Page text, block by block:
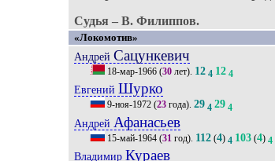
Судья – В. Филиппов.
«Локомотив»
АндрейСацункевич
18-мар-1966 (30 лет). 12 4 12 4
ЕвгенийШурко
9-ноя-1972 (23 года).29 4 29 4
Андрей Афанасьев
15-май-1964 (31 год). 112 (4) 4 103 (4) 4
Владимир Кураев